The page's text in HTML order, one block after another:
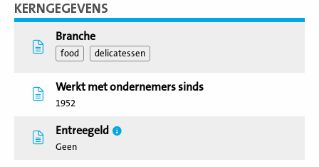
KERNGEGEVENS
Branche
food delicatessen
Werkt met ondernemers sinds
1952
Entreegeld
Geen